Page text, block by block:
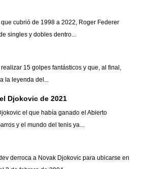
cubrió de 1998 a 2022, Roger Federer
singles y dobles dentro...
15 golpes fantásticos y que, al final,
la leyenda del...
Djokovic de 2021
el que había ganado el Abierto
y el mundo del tenis ya...
derroca a Novak Djokovic para ubicarse en